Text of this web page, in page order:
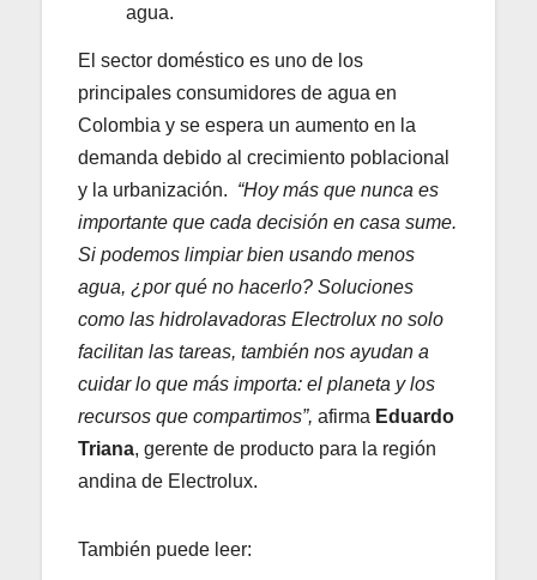
agua.
El sector doméstico es uno de los
principales consumidores de agua en
Colombia y se espera un aumento en la
demanda debido al crecimiento poblacional
y la urbanización. “Hoy más que nunca es
importante que cada decisión en casa sume.
Si podemos limpiar bien usando menos
agua, ¿por qué no hacerlo? Soluciones
como las hidrolavadoras Electrolux no solo
facilitan las tareas, también nos ayudan a
cuidar lo que más importa: el planeta y los
recursos que compartimos”, afirma Eduardo
Triana, gerente de producto para la región
andina de Electrolux.
También puede leer: